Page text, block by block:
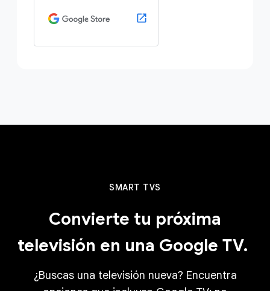
SMART TVS
Convierte tu próxima
televisión en una Google TV.
¿Buscas una televisión nueva? Encuentra